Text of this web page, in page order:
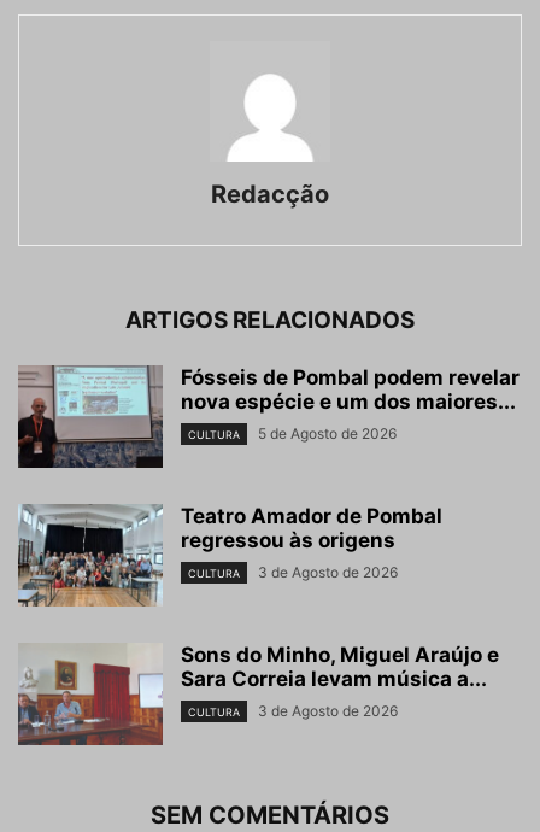
Redacção
ARTIGOS RELACIONADOS
Fósseis de Pombal podem revelar
nova espécie e um dos maiores...
CULTURA 5 de Agosto de 2026
Teatro Amador de Pombal
regressou às origens
CULTURA 3 de Agosto de 2026
Sons do Minho, Miguel Araújo e
Sara Correia levam música a...
CULTURA 3 de Agosto de 2026
SEM COMENTÁRIOS